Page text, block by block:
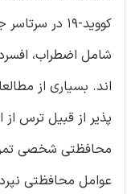
کووید-19 در
شامل اضطراب،
اند. بسیاری از
پذیر از قبیل ترس از
محافظتی شخصی
عوامل محافظتی